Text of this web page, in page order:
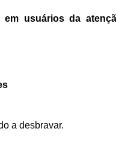
usuários da
a desbravar.